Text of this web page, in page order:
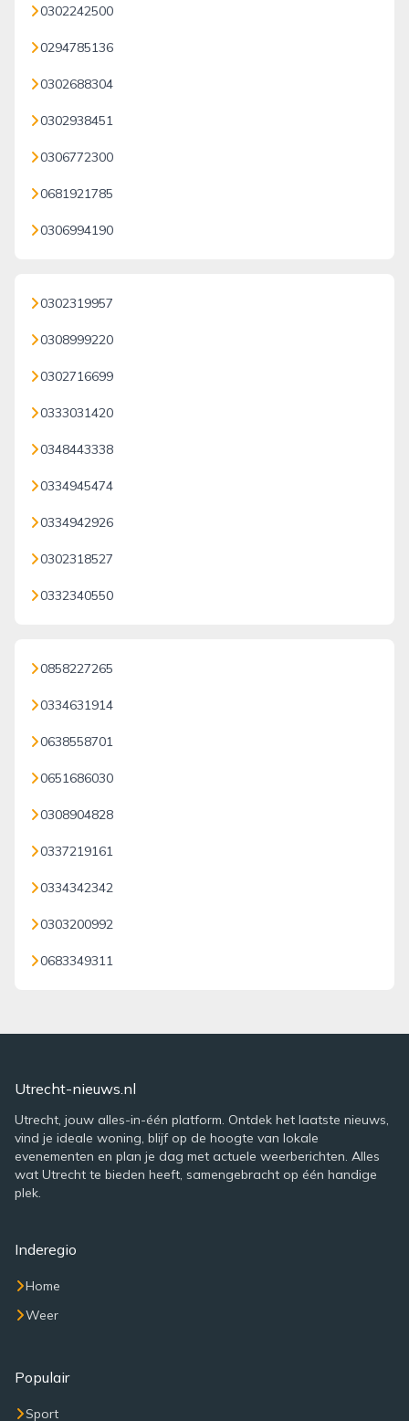
0302242500
0294785136
0302688304
0302938451
0306772300
0681921785
0306994190
0302319957
0308999220
0302716699
0333031420
0348443338
0334945474
0334942926
0302318527
0332340550
0858227265
0334631914
0638558701
0651686030
0308904828
0337219161
0334342342
0303200992
0683349311
Utrecht-nieuws.nl
Utrecht, jouw alles-in-één platform. Ontdek het laatste nieuws,
vind je ideale woning, blijf op de hoogte van lokale
evenementen en plan je dag met actuele weerberichten. Alles
wat Utrecht te bieden heeft, samengebracht op één handige
plek.
Inderegio
Home
Weer
Populair
Sport